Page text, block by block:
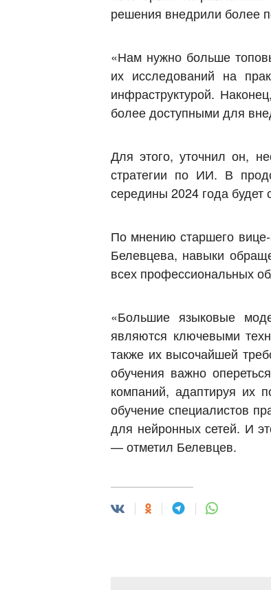
решения внедрили более
«Нам нужно больше
их исследований на
инфраструктурой.
более доступными для
Для этого, уточнил он,
стратегии по ИИ. В
середины 2024 года
По мнению старшего
Белевцева, навыки
всех профессиональных
«Большие языковые
являются ключевыми
также их высочайшей
обучения важно
компаний, адаптируя их
обучение специалистов
для нейронных сетей. И
— отметил Белевцев.